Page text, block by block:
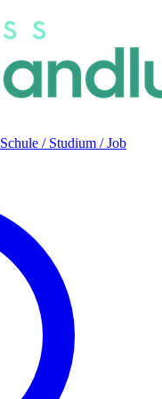
Schule / Studium / Job